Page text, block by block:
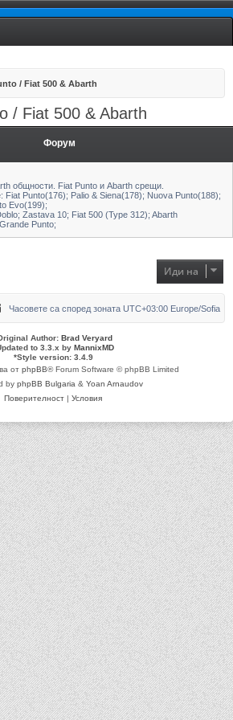
Club Bulgaria
/ Fiat 500 & Abarth
/ Fiat 500 & Abarth
Форум
общности. Fiat Punto и Abarth срещи.
Fiat Punto(176); Palio & Siena(178); Nuova Punto(188);
Evo(199);
Zastava 10; Fiat 500 (Type 312); Abarth
Punto;
Иди на
Часовете са според зоната UTC+03:00 Europe/Sofia
Author: Brad Veryard
to 3.3.x by MannixMD
*Style version: 3.4.9
от phpBB® Forum Software © phpBB Limited
by phpBB Bulgaria & Yoan Arnaudov
Поверителност | Условия